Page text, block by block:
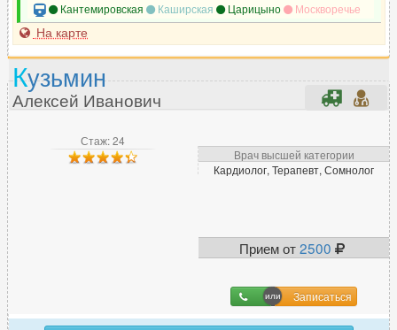
Кантемировская
Каширская Царицыно Москворечье
На карте
Стаж: 24
Врач высшей категории
Кардиолог, Терапевт, Сомнолог
Прием от2500
Записаться
Кузьмин
Алексей Иванович